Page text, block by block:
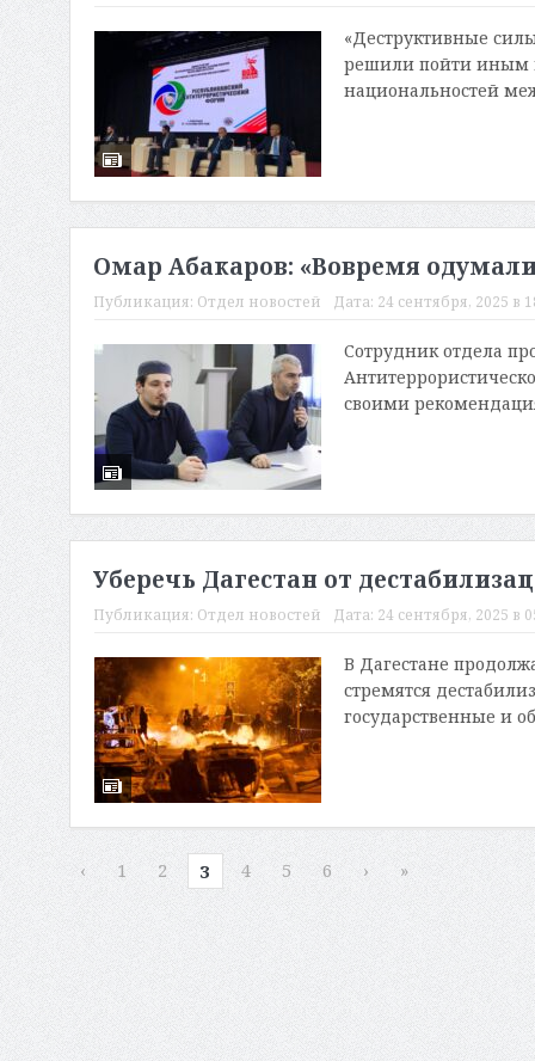
«Деструктивные
решили пойти иным
национальностей
Омар Абакаров: «Вовремя
Публикация: Отдел новостей Дата: 24 сентября, 2025 в
Сотрудник отдела
своими
Уберечь Дагестан от
Публикация: Отдел новостей Дата: 24 сентября, 2025 в
В Дагестане
стремятся
государственные и
‹ 1 2 3 4 5 6 › »